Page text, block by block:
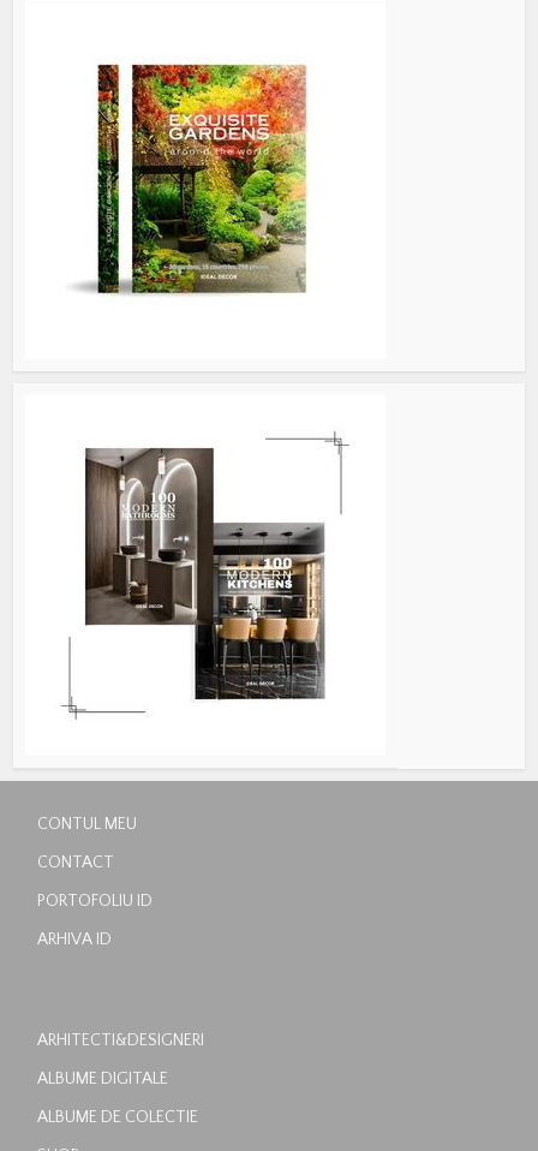
CONTUL MEU
CONTACT
PORTOFOLIU ID
ARHIVA ID
ARHITECTI&DESIGNERI
ALBUME DIGITALE
ALBUME DE COLECTIE